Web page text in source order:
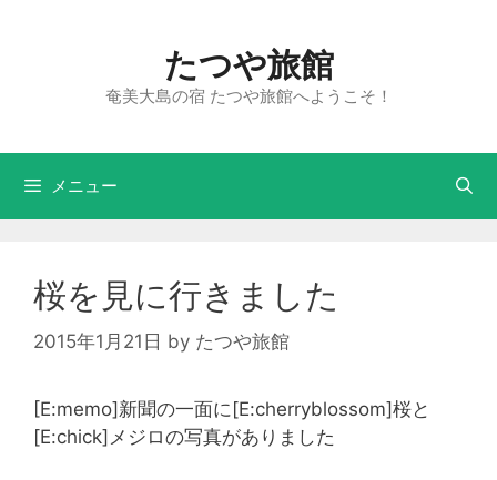
たつや旅館
奄美大島の宿 たつや旅館へようこそ！
メニュー
桜を見に行きました
2015年1月21日 by たつや旅館
[E:memo]新聞の一面に[E:cherryblossom]桜と
[E:chick]メジロの写真がありました